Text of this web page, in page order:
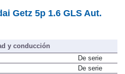
Getz 5p 1.6 GLS Aut.
y conducción
De serie
De serie